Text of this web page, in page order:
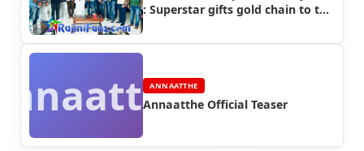
: Superstar gifts gold chain to the
ANNAATTHE
Annaatthe Official Teaser